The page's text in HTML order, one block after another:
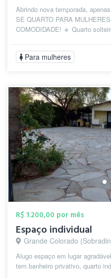
Abrindo nova temporada,
SE QUARTO PARA
COMODIDADE! 🔹 Quarto
Para mulheres
R$ 1.200,00 por mês
Espaço individual
Grande Colorado
Alugo espaço em lugar
tem banheiro privativo, quarto